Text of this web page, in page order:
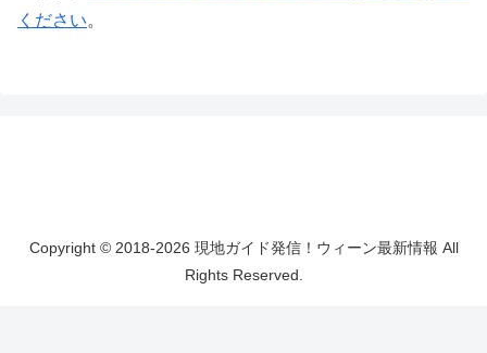
ください。
Copyright © 2018-2026 現地ガイド発信！ウィーン最新情報 All
Rights Reserved.